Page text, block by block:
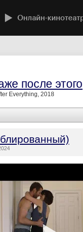
Онлайн-
после этого
Everything, 2018